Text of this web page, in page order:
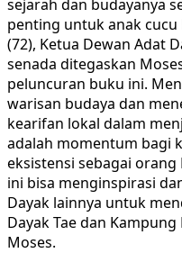
sejarah dan budayanya
penting untuk anak cucu
(72), Ketua Dewan Adat
senada ditegaskan
peluncuran buku ini.
warisan budaya dan
kearifan lokal dalam
adalah momentum bagi
eksistensi sebagai
ini bisa menginspirasi
Dayak lainnya untuk
Dayak Tae dan
Moses.